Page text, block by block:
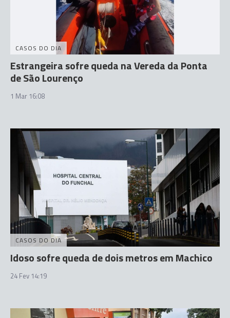
CASOS DO DIA
Estrangeira sofre queda na Vereda da Ponta
de São Lourenço
1 Mar 16:08
CASOS DO DIA
Idoso sofre queda de dois metros em Machico
24 Fev 14:19